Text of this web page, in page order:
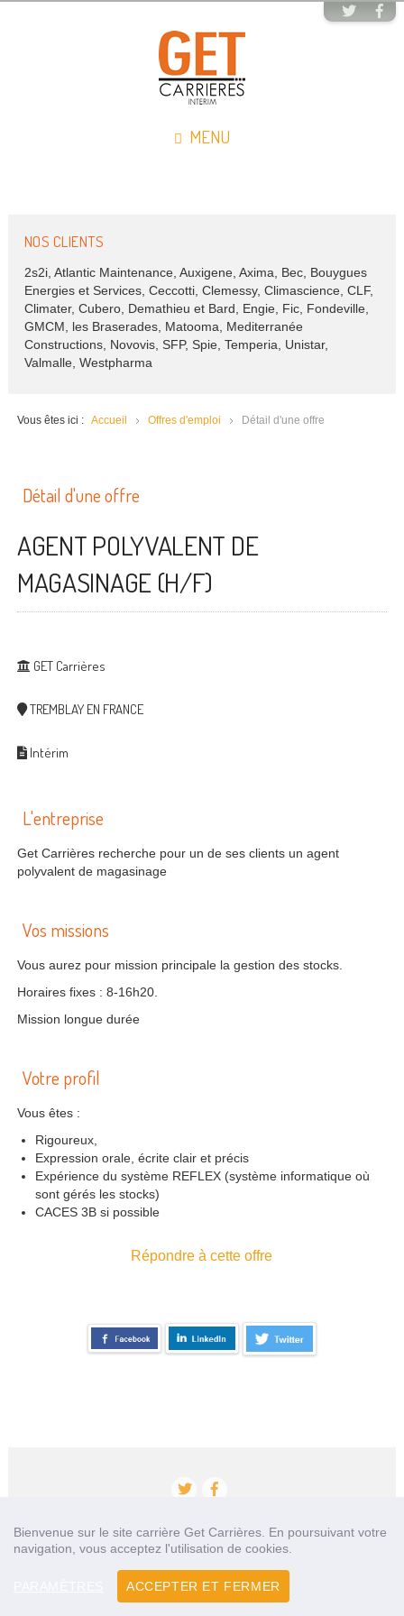
Bienvenue sur le site carrière Get Carrières. En poursuivant votre
navigation, vous acceptez l'utilisation de cookies.
ACCEPTER ET FERMER
MENU
NOS CLIENTS
2s2i, Atlantic Maintenance, Auxigene, Axima, Bec, Bouygues
Energies et Services, Ceccotti, Clemessy, Climascience, CLF,
Climater, Cubero, Demathieu et Bard, Engie, Fic, Fondeville,
GMCM, les Braserades, Matooma, Mediterranée
Constructions, Novovis, SFP, Spie, Temperia, Unistar,
Valmalle, Westpharma
Vous êtes ici : Accueil Offres d'emploi Détail d'une offre
Détail d'une offre
AGENT POLYVALENT DE
MAGASINAGE (H/F)
GET Carrières
TREMBLAY EN FRANCE
Intérim
L'entreprise
Get Carrières recherche pour un de ses clients un agent
polyvalent de magasinage
Vos missions
Vous aurez pour mission principale la gestion des stocks.
Horaires fixes : 8-16h20.
Mission longue durée
Votre profil
Vous êtes :
Rigoureux,
Expression orale, écrite clair et précis
Expérience du système REFLEX (système informatique où
sont gérés les stocks)
CACES 3B si possible
Répondre à cette offre
Qui sommes nous? Nos partenaires
Mentions légales